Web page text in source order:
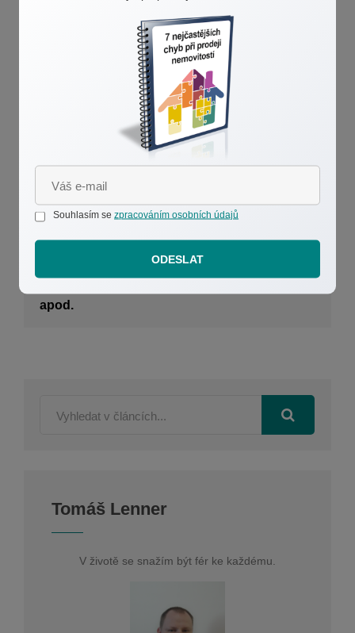
Zabývám se prodejem a pronájmem
v oblasti především Prahy, Příbrami,
Středočeského kraje a okolí.
Bytů, domů, pozemků, nebyt.
prostor, kom. prostor a objektů.
apod.
Tomáš Lenner
V životě se snažím být fér ke každému.
Souhlasím se zpracováním osobních údajů
ODESLAT